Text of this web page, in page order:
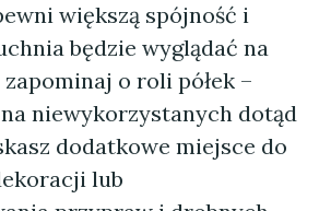
większą spójność i
będzie wyglądać na
o roli półek –
niewykorzystanych dotąd
dodatkowe miejsce do
lub